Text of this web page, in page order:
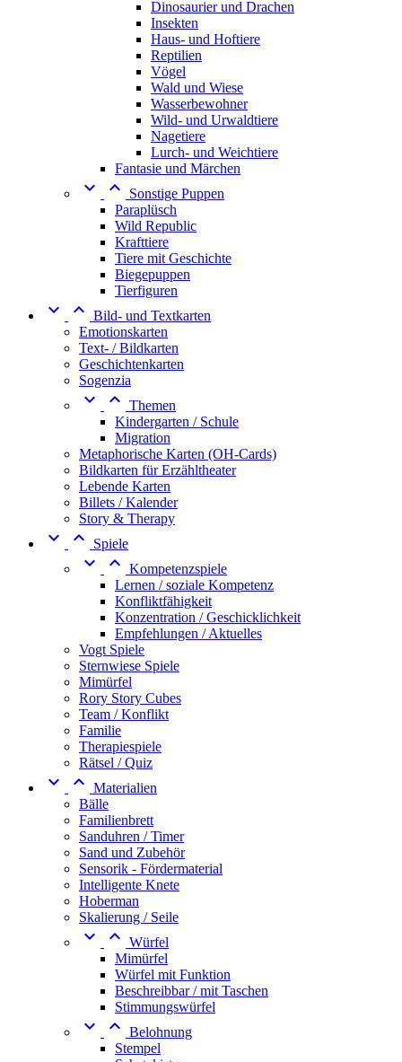
Dinosaurier und Drachen
Insekten
Haus- und Hoftiere
Reptilien
Vögel
Wald und Wiese
Wasserbewohner
Wild- und Urwaldtiere
Nagetiere
Lurch- und Weichtiere
Fantasie und Märchen
 
Sonstige Puppen
Paraplüsch
Wild Republic
Krafttiere
Tiere mit Geschichte
Biegepuppen
Tierfiguren
  Bild- und Textkarten
Emotionskarten
Text- / Bildkarten
Geschichtenkarten
Sogenzia
  Themen
Kindergarten / Schule
Migration
Metaphorische Karten (OH-Cards)
Bildkarten für Erzähltheater
Lebende Karten
Billets / Kalender
Story & Therapy
  Spiele
  Kompetenzspiele
Lernen / soziale Kompetenz
Konfliktfähigkeit
Konzentration / Geschicklichkeit
Empfehlungen / Aktuelles
Vogt Spiele
Sternwiese Spiele
Mimürfel
Rory Story Cubes
Team / Konflikt
Familie
Therapiespiele
Rätsel / Quiz
  Materialien
Bälle
Familienbrett
Sanduhren / Timer
Sand und Zubehör
Sensorik - Fördermaterial
Intelligente Knete
Hoberman
Skalierung / Seile
  Würfel
Mimürfel
Würfel mit Funktion
Beschreibbar / mit Taschen
Stimmungswürfel
  Belohnung
Stempel